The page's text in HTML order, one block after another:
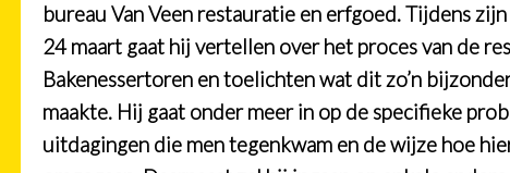
bureau Van Veen restauratie en erfgoed. Tijdens
24 maart gaat hij vertellen over het proces van de
Bakenessertoren en toelichten wat dit zo’n
maakte. Hij gaat onder meer in op de specifieke
uitdagingen die men tegenkwam en de wijze hoe